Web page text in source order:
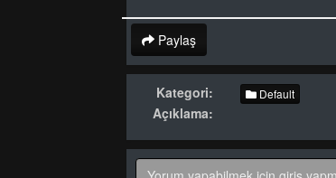
Paylaş
Kategori: Default
Açıklama: